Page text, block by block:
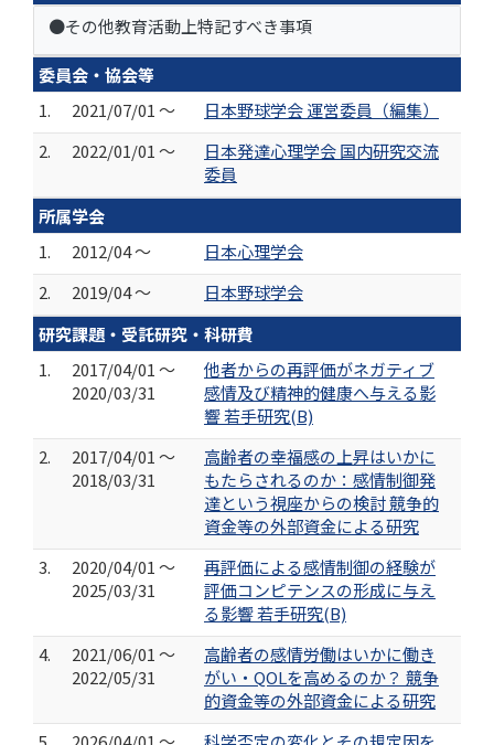
●その他教育活動上特記すべき事項
委員会・協会等
1.
2021/07/01 ～
日本野球学会 運営委員（編集）
2.
2022/01/01 ～
日本発達心理学会 国内研究交流
委員
所属学会
1.
2012/04 ～
日本心理学会
2.
2019/04 ～
日本野球学会
研究課題・受託研究・科研費
1.
2017/04/01 ～
2020/03/31
他者からの再評価がネガティブ
感情及び精神的健康へ与える影
響 若手研究(B)
2.
2017/04/01 ～
2018/03/31
高齢者の幸福感の上昇はいかに
もたらされるのか：感情制御発
達という視座からの検討 競争的
資金等の外部資金による研究
3.
2020/04/01 ～
2025/03/31
再評価による感情制御の経験が
評価コンピテンスの形成に与え
る影響 若手研究(B)
4.
2021/06/01 ～
2022/05/31
高齢者の感情労働はいかに働き
がい・QOLを高めるのか？ 競争
的資金等の外部資金による研究